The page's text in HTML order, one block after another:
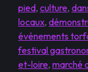
pied, culture,
locaux,
événements
festival
et-loire, marché